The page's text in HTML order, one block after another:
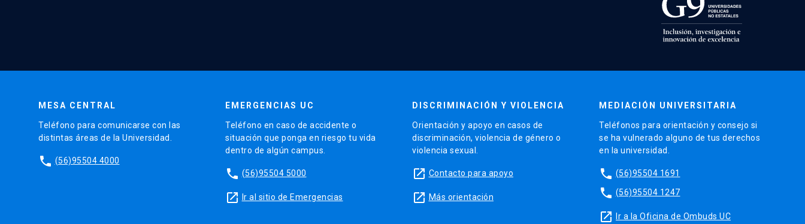
MESA CENTRAL
Teléfono para comunicarse con las
distintas áreas de la Universidad.
phone (56)95504 4000
EMERGENCIAS UC
Teléfono en caso de accidente o
situación que ponga en riesgo tu vida
dentro de algún campus.
phone (56)95504 5000
launch Ir al sitio de Emergencias
DISCRIMINACIÓN Y VIOLENCIA
Orientación y apoyo en casos de
discriminación, violencia de género o
violencia sexual.
launch Contacto para apoyo
launch Más orientación
MEDIACIÓN UNIVERSITARIA
Teléfonos para orientación y consejo si
se ha vulnerado alguno de tus derechos
en la universidad.
phone (56)95504 1691
phone (56)95504 1247
launch Ir a la Oficina de Ombuds UC